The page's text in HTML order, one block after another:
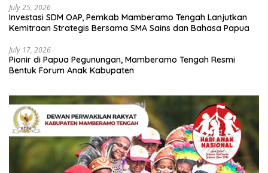
July 25, 2026
Investasi SDM OAP, Pemkab Mamberamo Tengah Lanjutkan
Kemitraan Strategis Bersama SMA Sains dan Bahasa Papua
July 17, 2026
Pionir di Papua Pegunungan, Mamberamo Tengah Resmi
Bentuk Forum Anak Kabupaten